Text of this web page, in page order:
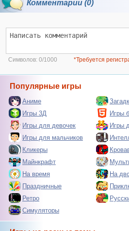
Комментарии (0)
Символов: 0/1000 *Требуется
Популярные игры
Аниме
Игры 3Д
Игры
Игры для девочек
Игры
Игры для мальчиков
Кликеры
Майнкрафт
На время
На
Праздничные
Ретро
Симуляторы